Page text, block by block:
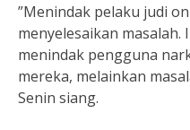
”Menindak pelaku judi
menyelesaikan masalah.
menindak pengguna
mereka, melainkan
Senin siang.